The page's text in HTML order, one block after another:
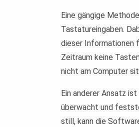
Eine gängige
Tastatureingaben.
dieser Informationen
Zeitraum keine
nicht am Computer
Ein anderer Ansatz
überwacht und
still, kann die